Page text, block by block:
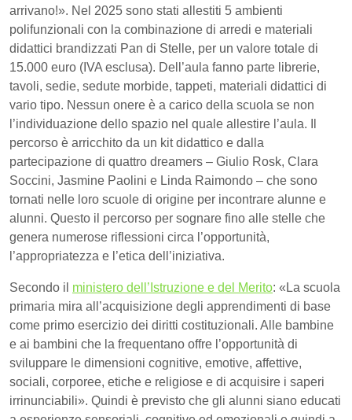
arrivano!». Nel 2025 sono stati allestiti 5 ambienti
polifunzionali con la combinazione di arredi e materiali
didattici brandizzati Pan di Stelle, per un valore totale di
15.000 euro (IVA esclusa). Dell’aula fanno parte librerie,
tavoli, sedie, sedute morbide, tappeti, materiali didattici di
vario tipo. Nessun onere è a carico della scuola se non
l’individuazione dello spazio nel quale allestire l’aula. Il
percorso è arricchito da un kit didattico e dalla
partecipazione di quattro dreamers – Giulio Rosk, Clara
Soccini, Jasmine Paolini e Linda Raimondo – che sono
tornati nelle loro scuole di origine per incontrare alunne e
alunni. Questo il percorso per sognare fino alle stelle che
genera numerose riflessioni circa l’opportunità,
l’appropriatezza e l’etica dell’iniziativa.
Secondo il ministero dell’Istruzione e del Merito: «La scuola
primaria mira all’acquisizione degli apprendimenti di base
come primo esercizio dei diritti costituzionali. Alle bambine
e ai bambini che la frequentano offre l’opportunità di
sviluppare le dimensioni cognitive, emotive, affettive,
sociali, corporee, etiche e religiose e di acquisire i saperi
irrinunciabili». Quindi è previsto che gli alunni siano educati